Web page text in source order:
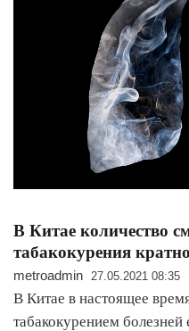
В Китае количество
табакокурения
metroadmin 27.05.2021 08:35
В Китае в настоящее
табакокурением